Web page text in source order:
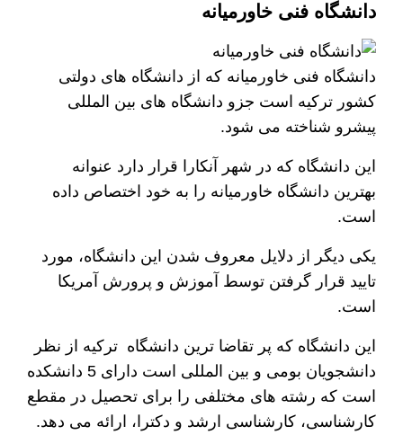
دانشگاه فنی خاورمیانه
دانشگاه فنی خاورمیانه که از دانشگاه های دولتی
کشور ترکیه است جزو دانشگاه های بین المللی
پیشرو شناخته می شود.
این دانشگاه که در شهر آنکارا قرار دارد عنوانه
بهترین دانشگاه خاورمیانه را به خود اختصاص داده
است.
یکی دیگر از دلایل معروف شدن این دانشگاه، مورد
تایید قرار گرفتن توسط آموزش و پرورش آمریکا
است.
این دانشگاه که پر تقاضا ترین دانشگاه ترکیه از نظر
دانشجویان بومی و بین المللی است دارای 5 دانشکده
است که رشته های مختلفی را برای تحصیل در مقطع
کارشناسی، کارشناسی ارشد و دکترا، ارائه می دهد.